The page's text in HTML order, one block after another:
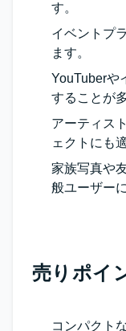
す。
イベントプ
ます。
YouTuberや
することが
アーティス
ェクトにも
家族写真や
般ユーザー
売りポイ
コンパクト